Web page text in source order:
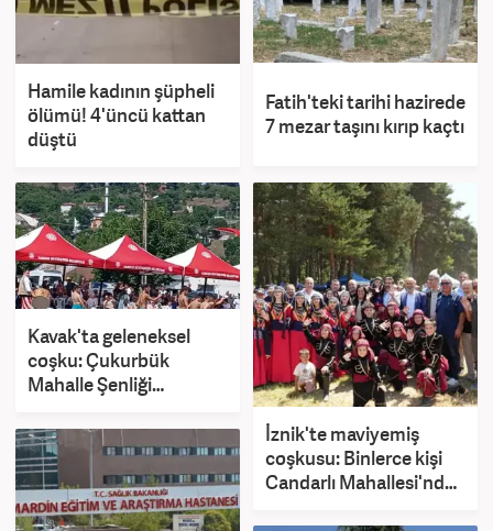
Hamile kadının şüpheli
ölümü! 4'üncü kattan
düştü
Fatih'teki tarihi hazirede
7 mezar taşını kırıp kaçtı
Kavak'ta geleneksel
coşku: Çukurbük
Mahalle Şenliği
İznik'te maviyemiş
coşkusu: Binlerce kişi
Candarlı Mahallesi'nde